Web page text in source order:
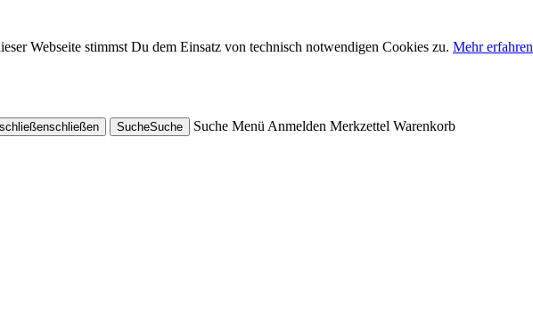
Webseite stimmst Du dem Einsatz von technisch notwendigen Cookies zu. Mehr erfahren
schließenschließen SucheSuche Suche Menü Anmelden Merkzettel Warenkorb